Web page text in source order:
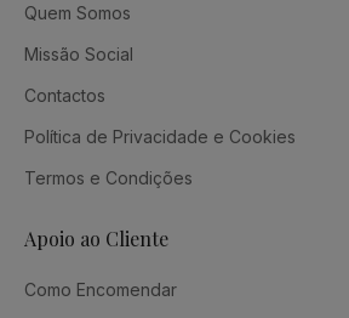
Quem Somos
Missão Social
Contactos
Política de Privacidade e Cookies
Termos e Condições
Apoio ao Cliente
Como Encomendar